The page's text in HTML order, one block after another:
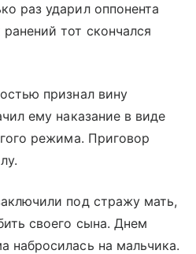
раз ударил оппонента
тот скончался
признал вину
ему наказание в виде
режима. Приговор
под стражу мать,
своего сына. Днем
набросилась на мальчика.